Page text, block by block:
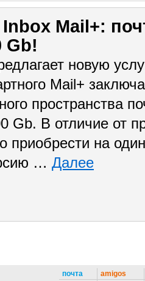
Inbox Mail+:
Gb!
новую
Mail+
пространства
Gb. В отличие от
приобрести на
… Далее
почта
amigos